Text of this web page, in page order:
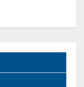
le
chantiers
BTP Gabon